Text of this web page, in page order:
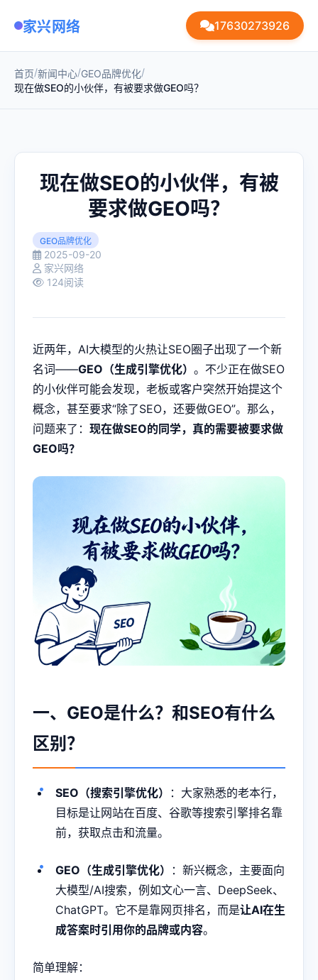
家兴网络 17630273926
首页/新闻中心/GEO品牌优化/
现在做SEO的小伙伴，有被要求做GEO吗？
现在做SEO的小伙伴，有被
要求做GEO吗？
GEO品牌优化
2025-09-20
家兴网络
124阅读
近两年，AI大模型的火热让SEO圈子出现了一个新
名词——GEO（生成引擎优化） 。不少正在做SEO
的小伙伴可能会发现，老板或客户突然开始提这个
概念，甚至要求“除了SEO，还要做GEO”。那么，
问题来了： 现在做SEO的同学，真的需要被要求做
GEO吗？
一、GEO是什么？和SEO有什么
区别？
SEO（搜索引擎优化）
：大家熟悉的老本行，
目标是让网站在百度、谷歌等搜索引擎排名靠
前，获取点击和流量。
GEO（生成引擎优化）
：新兴概念，主要面向
大模型/AI搜索，例如文心一言、DeepSeek、
ChatGPT。它不是靠网页排名，而是让AI在生
成答案时引用你的品牌或内容。
简单理解：